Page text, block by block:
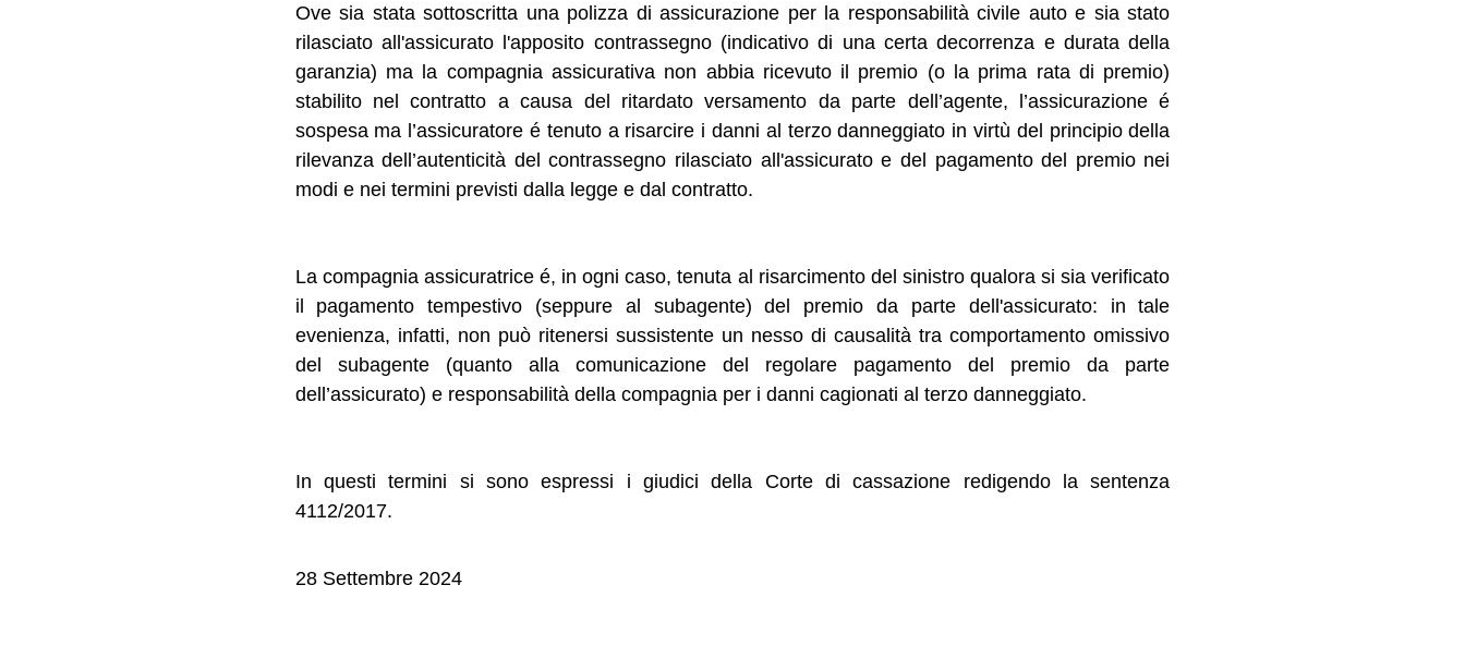
Ove sia stata sottoscritta una polizza di assicurazione per la responsabilità civile auto e sia stato
rilasciato all'assicurato l'apposito contrassegno (indicativo di una certa decorrenza e durata della
garanzia) ma la compagnia assicurativa non abbia ricevuto il premio (o la prima rata di premio)
stabilito nel contratto a causa del ritardato versamento da parte dell’agente, l’assicurazione é
sospesa ma l’assicuratore é tenuto a risarcire i danni al terzo danneggiato in virtù del principio della
rilevanza dell’autenticità del contrassegno rilasciato all'assicurato e del pagamento del premio nei
modi e nei termini previsti dalla legge e dal contratto.
La compagnia assicuratrice é, in ogni caso, tenuta al risarcimento del sinistro qualora si sia verificato
il pagamento tempestivo (seppure al subagente) del premio da parte dell'assicurato: in tale
evenienza, infatti, non può ritenersi sussistente un nesso di causalità tra comportamento omissivo
del subagente (quanto alla comunicazione del regolare pagamento del premio da parte
dell’assicurato) e responsabilità della compagnia per i danni cagionati al terzo danneggiato.
In questi termini si sono espressi i giudici della Corte di cassazione redigendo la sentenza
4112/2017.
28 Settembre 2024